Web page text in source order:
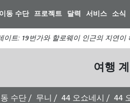
이동 수단 프로젝트 달력 서비스 소식
이트: 19번가와 할로웨이 인근의 지연
여행
수단 무니 44 오쇼네시 44